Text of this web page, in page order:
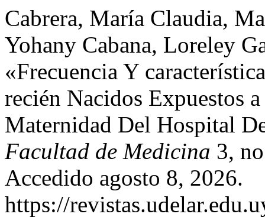
Cabrera, María Claudia,
Yohany Cabana, Loreley
«Frecuencia Y
recién Nacidos Expuestos
Maternidad Del Hospital
Facultad de Medicina 3,
Accedido agosto 8, 2026.
https://